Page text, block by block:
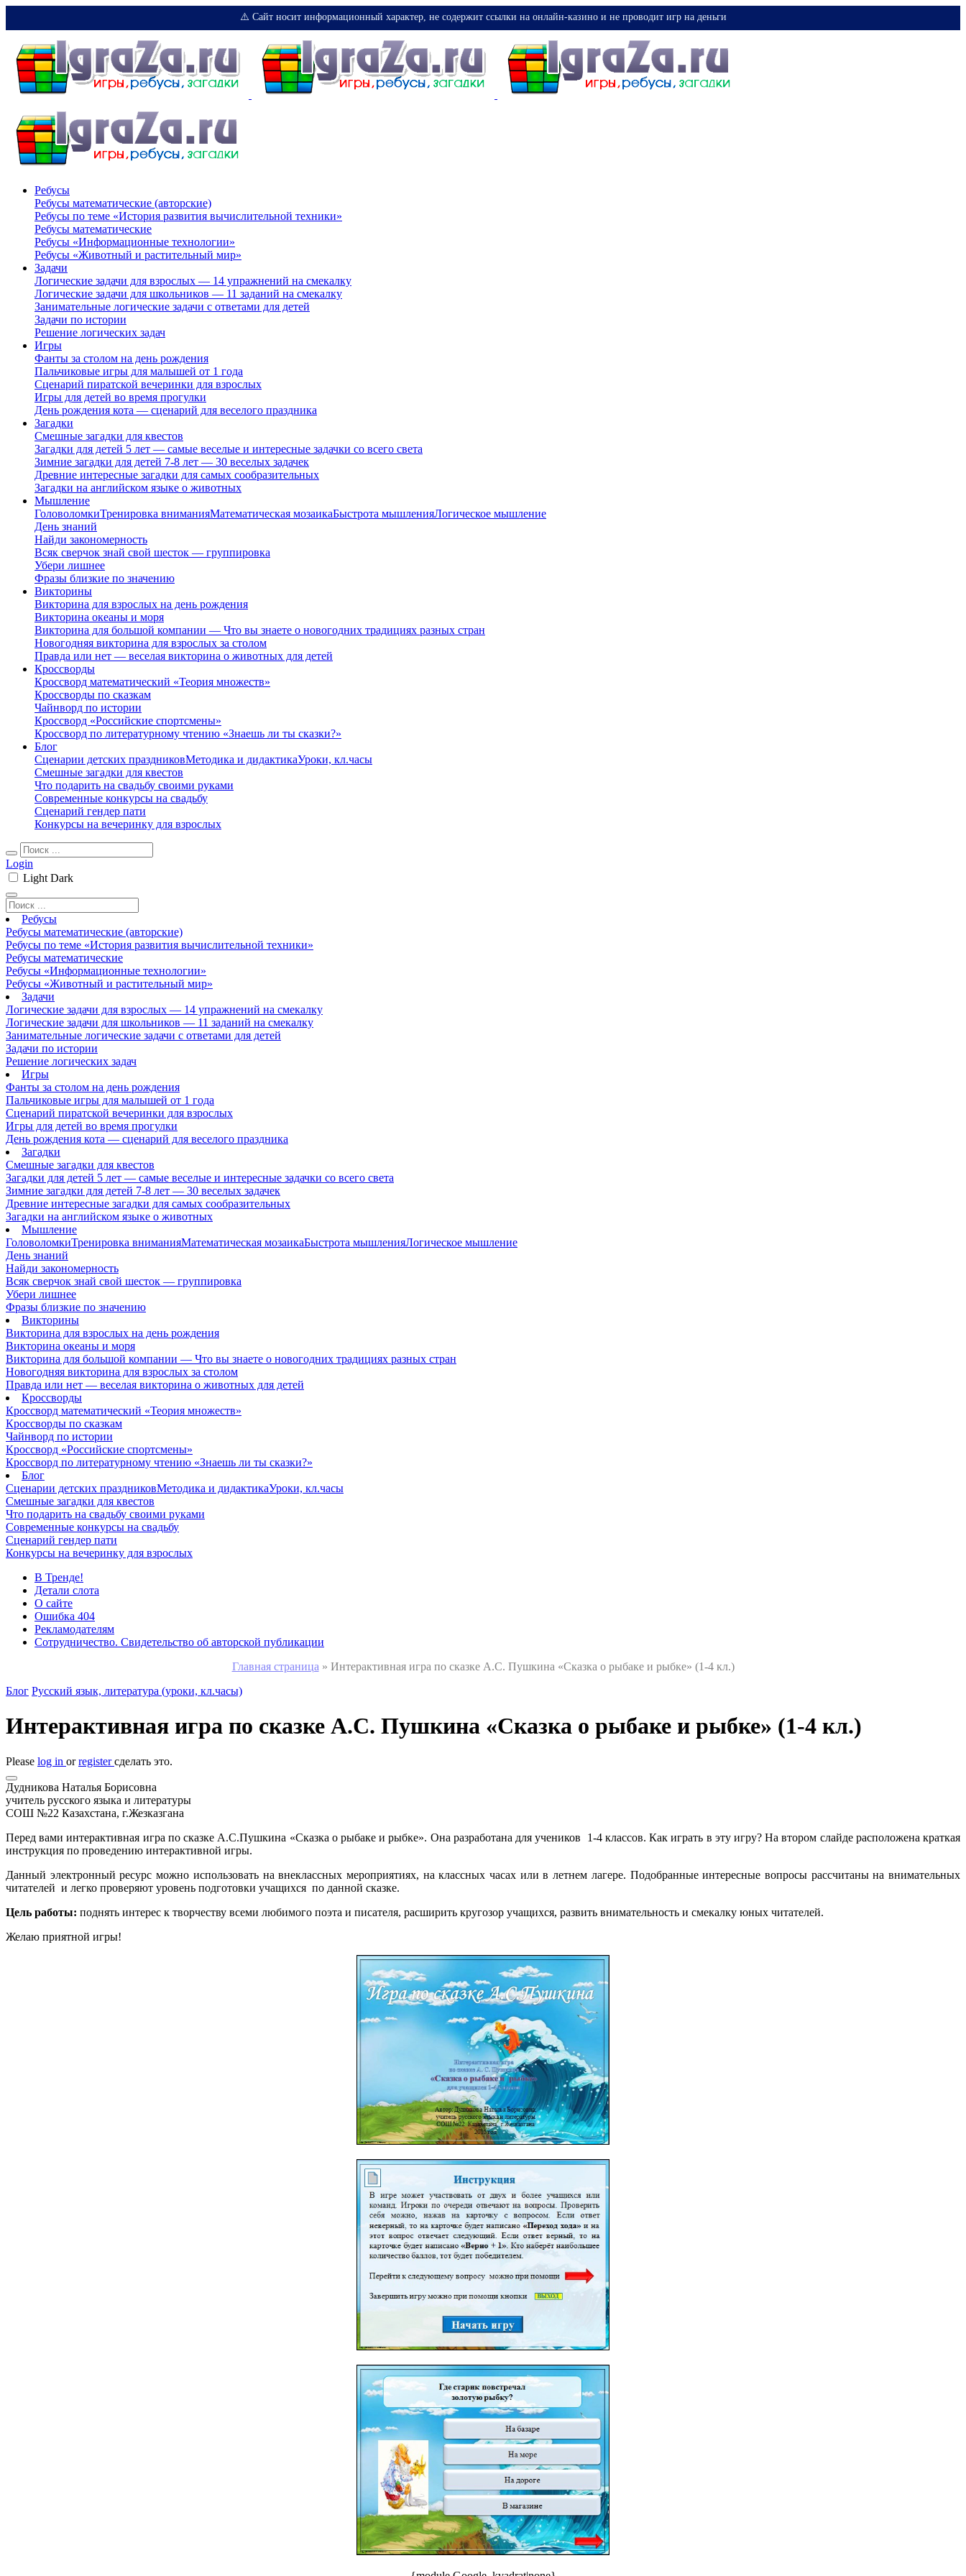
⚠️ Сайт носит информационный характер, не содержит ссылки на онлайн-казино и не проводит игр на деньги
Ребусы
Ребусы математические (авторские)
Ребусы по теме «История развития вычислительной техники»
Ребусы математические
Ребусы «Информационные технологии»
Ребусы «Животный и растительный мир»
Задачи
Логические задачи для взрослых — 14 упражнений на смекалку
Логические задачи для школьников — 11 заданий на смекалку
Занимательные логические задачи с ответами для детей
Задачи по истории
Решение логических задач
Игры
Фанты за столом на день рождения
Пальчиковые игры для малышей от 1 года
Сценарий пиратской вечеринки для взрослых
Игры для детей во время прогулки
День рождения кота — сценарий для веселого праздника
Загадки
Смешные загадки для квестов
Загадки для детей 5 лет — самые веселые и интересные задачки со всего света
Зимние загадки для детей 7-8 лет — 30 веселых задачек
Древние интересные загадки для самых сообразительных
Загадки на английском языке о животных
Мышление
ГоловоломкиТренировка вниманияМатематическая мозаикаБыстрота мышленияЛогическое мышление
День знаний
Найди закономерность
Всяк сверчок знай свой шесток — группировка
Убери лишнее
Фразы близкие по значению
Викторины
Викторина для взрослых на день рождения
Викторина океаны и моря
Викторина для большой компании — Что вы знаете о новогодних традициях разных стран
Новогодняя викторина для взрослых за столом
Правда или нет — веселая викторина о животных для детей
Кроссворды
Кроссворд математический «Теория множеств»
Кроссворды по сказкам
Чайнворд по истории
Кроссворд «Российские спортсмены»
Кроссворд по литературному чтению «Знаешь ли ты сказки?»
Блог
Сценарии детских праздниковМетодика и дидактикаУроки, кл.часы
Смешные загадки для квестов
Что подарить на свадьбу своими руками
Современные конкурсы на свадьбу
Сценарий гендер пати
Конкурсы на вечеринку для взрослых
Login
Light Dark
Ребусы
Ребусы математические (авторские)
Ребусы по теме «История развития вычислительной техники»
Ребусы математические
Ребусы «Информационные технологии»
Ребусы «Животный и растительный мир»
Задачи
Логические задачи для взрослых — 14 упражнений на смекалку
Логические задачи для школьников — 11 заданий на смекалку
Занимательные логические задачи с ответами для детей
Задачи по истории
Решение логических задач
Игры
Фанты за столом на день рождения
Пальчиковые игры для малышей от 1 года
Сценарий пиратской вечеринки для взрослых
Игры для детей во время прогулки
День рождения кота — сценарий для веселого праздника
Загадки
Смешные загадки для квестов
Загадки для детей 5 лет — самые веселые и интересные задачки со всего света
Зимние загадки для детей 7-8 лет — 30 веселых задачек
Древние интересные загадки для самых сообразительных
Загадки на английском языке о животных
Мышление
ГоловоломкиТренировка вниманияМатематическая мозаикаБыстрота мышленияЛогическое мышление
День знаний
Найди закономерность
Всяк сверчок знай свой шесток — группировка
Убери лишнее
Фразы близкие по значению
Викторины
Викторина для взрослых на день рождения
Викторина океаны и моря
Викторина для большой компании — Что вы знаете о новогодних традициях разных стран
Новогодняя викторина для взрослых за столом
Правда или нет — веселая викторина о животных для детей
Кроссворды
Кроссворд математический «Теория множеств»
Кроссворды по сказкам
Чайнворд по истории
Кроссворд «Российские спортсмены»
Кроссворд по литературному чтению «Знаешь ли ты сказки?»
Блог
Сценарии детских праздниковМетодика и дидактикаУроки, кл.часы
Смешные загадки для квестов
Что подарить на свадьбу своими руками
Современные конкурсы на свадьбу
Сценарий гендер пати
Конкурсы на вечеринку для взрослых
В Тренде!
Детали слота
О сайте
Ошибка 404
Рекламодателям
Сотрудничество. Свидетельство об авторской публикации
Главная страница » Интерактивная игра по сказке А.С. Пушкина «Сказка о рыбаке и рыбке» (1-4 кл.)
Блог Русский язык, литература (уроки, кл.часы)
Интерактивная игра по сказке А.С. Пушкина «Сказка о рыбаке и рыбке» (1-4 кл.)
Please log in orregisterсделать это.
Дудникова Наталья Борисовна
учитель русского языка и литературы
СОШ №22 Казахстана, г.Жезказгана
Перед вами интерактивная игра по сказке А.С.Пушкина «Сказка о рыбаке и рыбке». Она разработана для учеников 1-4 классов. Как играть в эту игру? На втором слайде расположена краткая
инструкция по проведению интерактивной игры.
Данный электронный ресурс можно использовать на внеклассных мероприятиях, на классных часах или в летнем лагере. Подобранные интересные вопросы рассчитаны на внимательных
читателей и легко проверяют уровень подготовки учащихся по данной сказке.
Цель работы: поднять интерес к творчеству всеми любимого поэта и писателя, расширить кругозор учащихся, развить внимательность и смекалку юных читателей.
Желаю приятной игры!